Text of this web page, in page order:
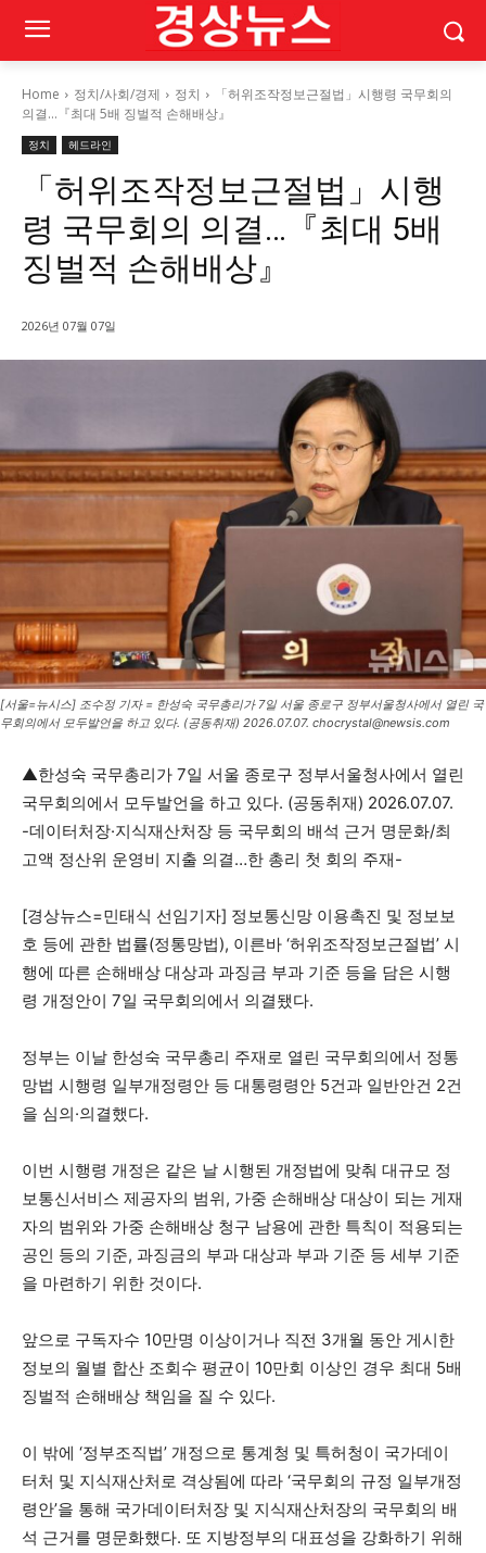
Home 정치/사회/경제 정치
「허위조작정보근절법」시행령 국무회의
의결…『최대 5배 징벌적 손해배상』
정치 헤드라인
「허위조작정보근절법」시행
령 국무회의 의결…『최대 5배
징벌적 손해배상』
2026년 07월 07일
[서울=뉴시스] 조수정 기자 = 한성숙 국무총리가 7일 서울 종로구 정부서울청사에서 열린 국
무회의에서 모두발언을 하고 있다. (공동취재) 2026.07.07. chocrystal@newsis.com
▲한성숙 국무총리가 7일 서울 종로구 정부서울청사에서 열린
국무회의에서 모두발언을 하고 있다. (공동취재) 2026.07.07.
-데이터처장·지식재산처장 등 국무회의 배석 근거 명문화/최
고액 정산위 운영비 지출 의결…한 총리 첫 회의 주재-
[경상뉴스=민태식 선임기자] 정보통신망 이용촉진 및 정보보
호 등에 관한 법률(정통망법), 이른바 ‘허위조작정보근절법’ 시
행에 따른 손해배상 대상과 과징금 부과 기준 등을 담은 시행
령 개정안이 7일 국무회의에서 의결됐다.
정부는 이날 한성숙 국무총리 주재로 열린 국무회의에서 정통
망법 시행령 일부개정령안 등 대통령령안 5건과 일반안건 2건
을 심의·의결했다.
이번 시행령 개정은 같은 날 시행된 개정법에 맞춰 대규모 정
보통신서비스 제공자의 범위, 가중 손해배상 대상이 되는 게재
자의 범위와 가중 손해배상 청구 남용에 관한 특칙이 적용되는
공인 등의 기준, 과징금의 부과 대상과 부과 기준 등 세부 기준
을 마련하기 위한 것이다.
앞으로 구독자수 10만명 이상이거나 직전 3개월 동안 게시한
정보의 월별 합산 조회수 평균이 10만회 이상인 경우 최대 5배
징벌적 손해배상 책임을 질 수 있다.
이 밖에 ‘정부조직법’ 개정으로 통계청 및 특허청이 국가데이
터처 및 지식재산처로 격상됨에 따라 ‘국무회의 규정 일부개정
령안’을 통해 국가데이터처장 및 지식재산처장의 국무회의 배
석 근거를 명문화했다. 또 지방정부의 대표성을 강화하기 위해